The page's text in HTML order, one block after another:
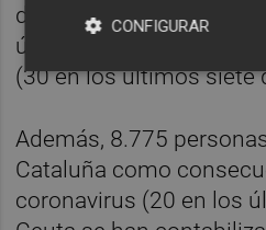
días); en Castilla-La
última semana); y en
(30 en los últimos siete
Además, 8.775
Cataluña como
coronavirus (20 en los
CONFIGURAR